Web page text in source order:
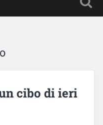
cibo di ieri